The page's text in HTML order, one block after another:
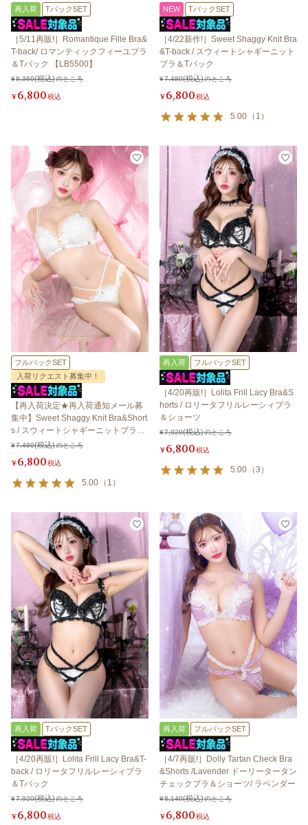
再入荷 TバックSET
［5/11再販!］Romantique Fille Bra&
T-back/ ロマンティックフィーユブラ
＆Tバック 【LB5500】
¥8,360 のところ
¥6,800税込
NEW TバックSET
［4/22新作!］Sweet Shaggy Knit Bra
&T-back / スウィートシャギーニット
ブラ＆Tバック
¥7,480 のところ
¥6,800税込
5.00 （ 1 ）
フルバックSET
入荷リクエスト募集中！
【再入荷決定★再入荷通知メール募
集中】Sweet Shaggy Knit Bra&Short
s / スウィートシャギーニットブラ＆
ショーツ
¥7,480 のところ
¥6,800税込
5.00 （ 1 ）
再入荷 フルバックSET
［4/20再販!］Lolita Frill Lacy Bra&S
horts / ロリータフリルレーシィブラ
＆ショーツ
¥7,920 のところ
¥6,800税込
5.00 （3 ）
再入荷 TバックSET
［4/20再販!］Lolita Frill Lacy Bra&T-
back / ロリータフリルレーシィブラ
＆Tバック
¥7,920 のところ
¥6,800税込
再入荷 フルバックSET
［4/7再販!］Dolly Tartan Check Bra
&Shorts /Lavender ドーリータータン
チェックブラ＆ショーツ/ ラベンダー
¥8,140 のところ
¥6,800税込